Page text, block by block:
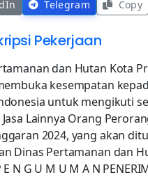
Telegram Copy
Pekerjaan
dan Hutan Kota
kesempatan
untuk mengikuti
Lainnya Orang
2024, yang akan
Dinas Pertamanan dan
E N G U M U M A N